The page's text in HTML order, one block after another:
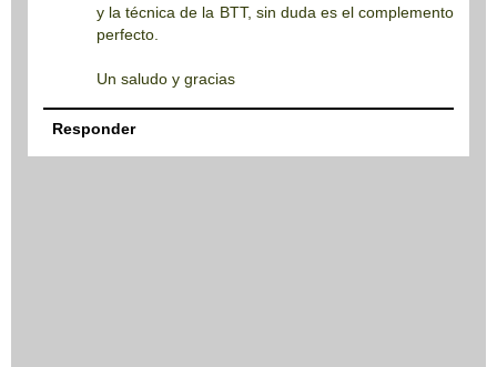
y la técnica de la BTT, sin duda es el complemento
perfecto.
Un saludo y gracias
Responder